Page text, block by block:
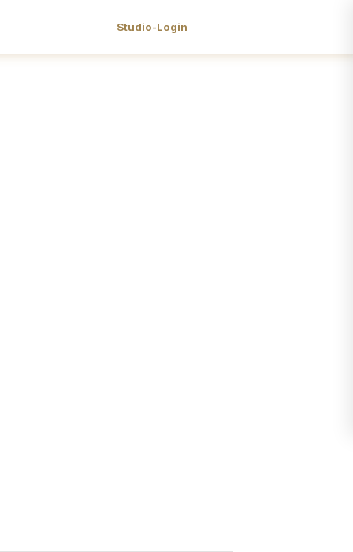
Studio-Login